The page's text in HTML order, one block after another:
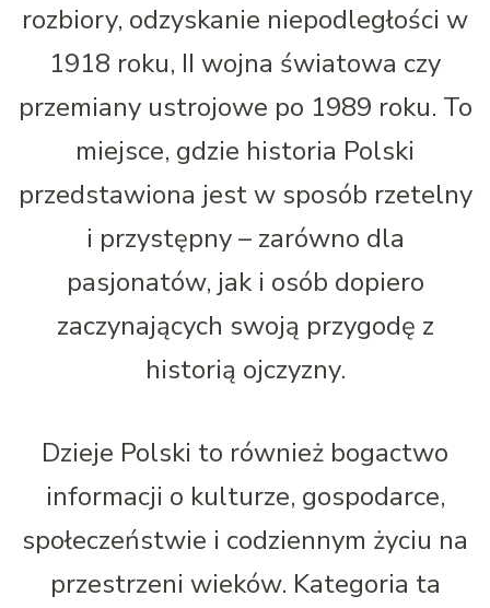
rozbiory, odzyskanie niepodległości w
1918 roku, II wojna światowa czy
przemiany ustrojowe po 1989 roku. To
miejsce, gdzie historia Polski
przedstawiona jest w sposób rzetelny
i przystępny – zarówno dla
pasjonatów, jak i osób dopiero
zaczynających swoją przygodę z
historią ojczyzny.
Dzieje Polski to również bogactwo
informacji o kulturze, gospodarce,
społeczeństwie i codziennym życiu na
przestrzeni wieków. Kategoria ta